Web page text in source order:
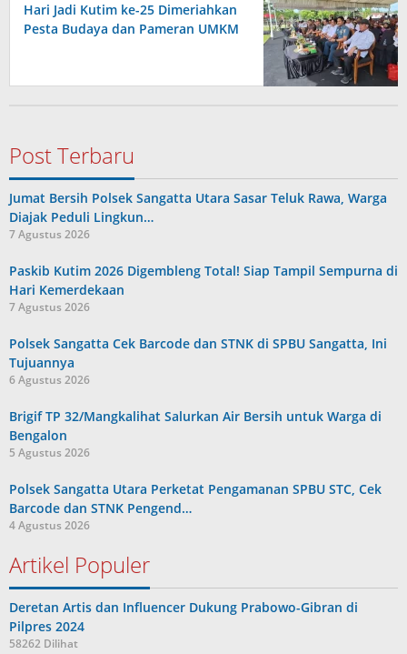
Hari Jadi Kutim ke-25 Dimeriahkan
Pesta Budaya dan Pameran UMKM
Post Terbaru
Jumat Bersih Polsek Sangatta Utara Sasar Teluk Rawa, Warga
Diajak Peduli Lingkun…
7 Agustus 2026
Paskib Kutim 2026 Digembleng Total! Siap Tampil Sempurna di
Hari Kemerdekaan
7 Agustus 2026
Polsek Sangatta Cek Barcode dan STNK di SPBU Sangatta, Ini
Tujuannya
6 Agustus 2026
Brigif TP 32/Mangkalihat Salurkan Air Bersih untuk Warga di
Bengalon
5 Agustus 2026
Polsek Sangatta Utara Perketat Pengamanan SPBU STC, Cek
Barcode dan STNK Pengend…
4 Agustus 2026
Artikel Populer
Deretan Artis dan Influencer Dukung Prabowo-Gibran di
Pilpres 2024
58262 Dilihat